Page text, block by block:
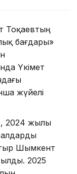
Тоқаевтың
бағдары»
Үкімет
жүйелі
2024 жылы
Шымкент
2025